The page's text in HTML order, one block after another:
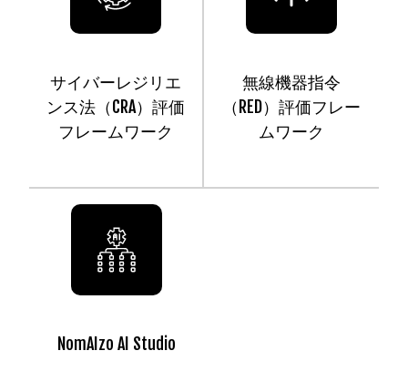
サイバーレジリエ
ンス法（CRA）評価
フレームワーク
無線機器指令
（RED）評価フレー
ムワーク
NomAIzo AI Studio